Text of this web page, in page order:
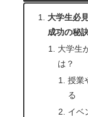
大学生必
成功の秘
大学生
は？
授業
る
イベ